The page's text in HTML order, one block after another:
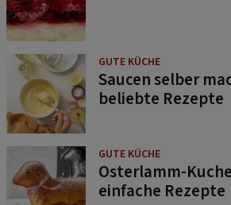
GUTE KÜCHE
Saucen selber
beliebte Rezepte
GUTE KÜCHE
Osterlamm-
einfache Rezepte